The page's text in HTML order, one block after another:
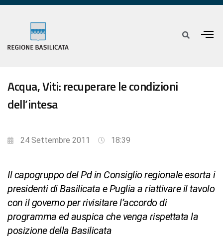
Acqua, Viti: recuperare le condizioni
dell’intesa
24 Settembre 2011 18:39
Il capogruppo del Pd in Consiglio regionale esorta i
presidenti di Basilicata e Puglia a riattivare il tavolo
con il governo per rivisitare l’accordo di
programma ed auspica che venga rispettata la
posizione della Basilicata